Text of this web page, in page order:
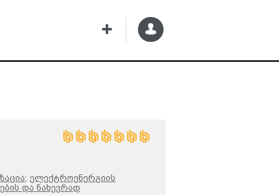
ელექტროენერგიის
და ნახევრად